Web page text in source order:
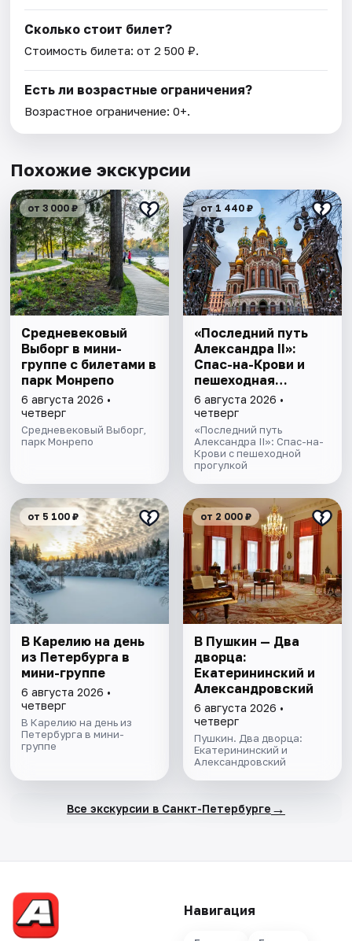
Сколько стоит билет?
Стоимость билета: от 2 500 ₽.
Есть ли возрастные ограничения?
Возрастное ограничение: 0+.
Похожие экскурсии
от 3 000 ₽
Cредневековый
Выборг в мини-
группе c билетами в
парк Монрепо
6 августа 2026 •
четверг
Средневековый Выборг,
парк Монрепо
от 1 440 ₽
«Последний путь
Александра II»:
Спас-на-Крови и
пешеходная
прогулка
6 августа 2026 •
четверг
«Последний путь
Александра II»: Спас-на-
Крови с пешеходной
прогулкой
от 5 100 ₽
В Карелию на день
из Петербурга в
мини-группе
6 августа 2026 •
четверг
В Карелию на день из
Петербурга в мини-
группе
от 2 000 ₽
В Пушкин — Два
дворца:
Екатерининский и
Александровский
6 августа 2026 •
четверг
Пушкин. Два дворца:
Екатерининский и
Александровский
Все экскурсии в Санкт-Петербурге →
Навигация